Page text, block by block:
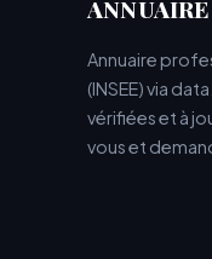
Annuaire
(INSEE) via
vérifiées et à
vous et